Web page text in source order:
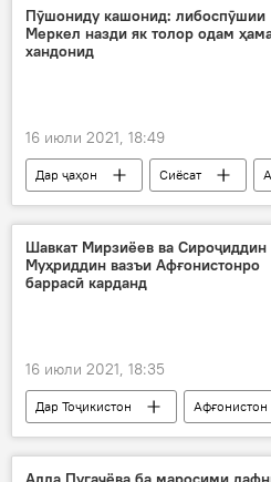
Олмон
нишон
Ситоди ҳолатҳои фавқулодда
Пӯшониду кашонид: либоспӯшии
Меркел назди як толор одам
хандонид
16 июли 2021, 18:49
Дар ҷаҳон Сиёсат
Шавкат Мирзиёев ва Сироҷиддин
Муҳриддин вазъи Афғонистонро
баррасӣ карданд
16 июли 2021, 18:35
Дар Тоҷикистон
Афғонистон
Тошканд
Ӯзбекистон
Осиёи Марказӣ
мулоқот